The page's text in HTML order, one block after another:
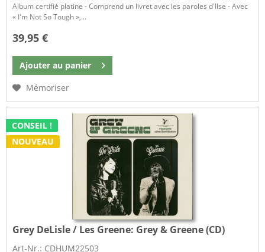
Album certifié platine - Comprend un livret avec les paroles d'Ilse - Avec
« I'm Not So Tough »,...
39,95 €
Ajouter au panier
Mémoriser
CONSEIL !
NOUVEAU
Grey DeLisle / Les Greene: Grey & Greene (CD)
Art-Nr.: CDHUM22503